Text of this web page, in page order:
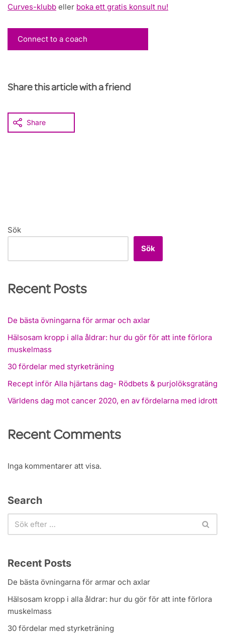
Curves-klubb eller boka ett gratis konsult nu!
Connect to a coach
Share this article with a friend
Share
Sök
Sök
Recent Posts
De bästa övningarna för armar och axlar
Hälsosam kropp i alla åldrar: hur du gör för att inte förlora
muskelmass
30 fördelar med styrketräning
Recept inför Alla hjärtans dag- Rödbets & purjolöksgratäng
Världens dag mot cancer 2020, en av fördelarna med idrott
Recent Comments
Inga kommentarer att visa.
Search
Recent Posts
De bästa övningarna för armar och axlar
Hälsosam kropp i alla åldrar: hur du gör för att inte förlora
muskelmass
30 fördelar med styrketräning